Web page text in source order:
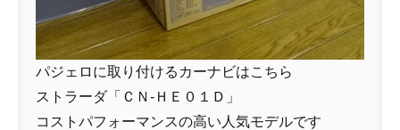
パジェロに取り付けるカーナビはこちら
ストラーダ「ＣＮ-ＨＥ０１Ｄ」
コストパフォーマンスの高い人気モデルです